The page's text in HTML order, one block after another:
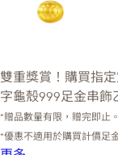
雙重獎賞！購買指
字龜殼999足金串飾
*贈品數量有限，贈完即止
*優惠不適用於購買計價足